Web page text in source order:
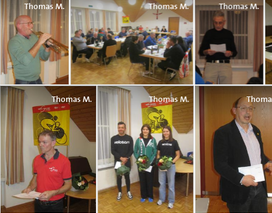
Thomas M. Thomas M. Thomas M.
Thomas M. Thomas M.